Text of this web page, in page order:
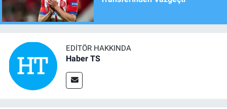
EDITÖR HAKKINDA
Haber TS